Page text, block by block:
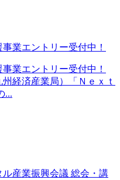
業エントリー受付中！
業エントリー受付中！
州経済産業局）「Ｎｅｘｔ
...
産業振興会議 総会・講